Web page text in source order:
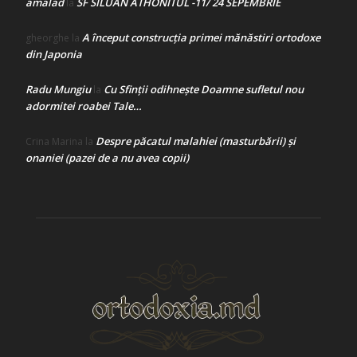
la
gheorghe la A început construcţia primei mănăstiri ortodoxe
din Japonia
Radu Mungiula Cu Sfinții odihnește Doamne sufletul nou
adormitei roabei Tale…
Crina Marina la Despre păcatul malahiei (masturbării) şi
onaniei (pazei de a nu avea copii)